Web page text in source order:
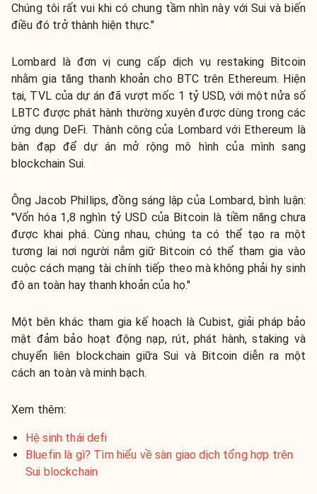
Chúng tôi rất vui khi có chung tầm nhìn này với Sui và biến
điều đó trở thành hiện thực."
Lombard là đơn vị cung cấp dịch vụ restaking Bitcoin
nhằm gia tăng thanh khoản cho BTC trên Ethereum. Hiện
tại, TVL của dự án đã vượt mốc 1 tỷ USD, với một nửa số
LBTC được phát hành thường xuyên được dùng trong các
ứng dụng DeFi. Thành công của Lombard với Ethereum là
bàn đạp để dự án mở rộng mô hình của mình sang
blockchain Sui.
Ông Jacob Phillips, đồng sáng lập của Lombard, bình luận:
"Vốn hóa 1,8 nghìn tỷ USD của Bitcoin là tiềm năng chưa
được khai phá. Cùng nhau, chúng ta có thể tạo ra một
tương lai nơi người nắm giữ Bitcoin có thể tham gia vào
cuộc cách mạng tài chính tiếp theo mà không phải hy sinh
độ an toàn hay thanh khoản của họ."
Một bên khác tham gia kế hoạch là Cubist, giải pháp bảo
mật đảm bảo hoạt động nạp, rút, phát hành, staking và
chuyển liên blockchain giữa Sui và Bitcoin diễn ra một
cách an toàn và minh bạch.
Xem thêm:
Hệ sinh thái defi
Bluefin là gì? Tìm hiểu về sàn giao dịch tổng hợp trên
Sui blockchain